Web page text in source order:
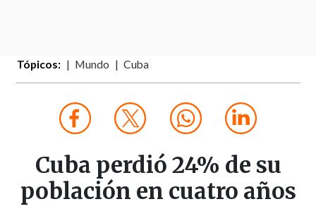
Tópicos: Mundo Cuba
Cuba perdió 24% de su
población en cuatro años